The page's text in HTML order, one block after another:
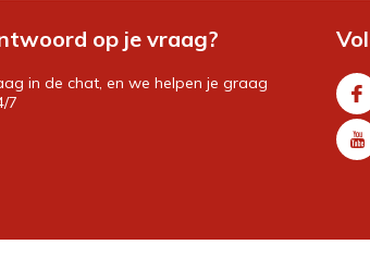
op je vraag?
in de chat, en we helpen je graag
7